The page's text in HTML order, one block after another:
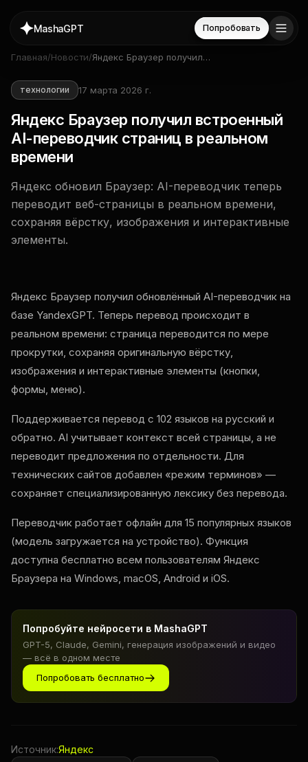
MashaGPT Попробовать
Главная/Новости/Яндекс Браузер получил
технологии 17 марта 2026 г.
Яндекс Браузер получил встроенный
AI-переводчик страниц в реальном
времени
Яндекс обновил Браузер: AI-переводчик теперь
переводит веб-страницы в реальном времени,
сохраняя вёрстку, изображения и интерактивные
элементы.
Яндекс Браузер получил обновлённый AI-переводчик на
базе YandexGPT. Теперь перевод происходит в
реальном времени: страница переводится по мере
прокрутки, сохраняя оригинальную вёрстку,
изображения и интерактивные элементы (кнопки,
формы, меню).
Поддерживается перевод с 102 языков на русский и
обратно. AI учитывает контекст всей страницы, а не
переводит предложения по отдельности. Для
технических сайтов добавлен «режим терминов» —
сохраняет специализированную лексику без перевода.
Переводчик работает офлайн для 15 популярных языков
(модель загружается на устройство). Функция
доступна бесплатно всем пользователям Яндекс
Браузера на Windows, macOS, Android и iOS.
Попробуйте нейросети в MashaGPT
GPT-5, Claude, Gemini, генерация изображений и видео
— всё в одном месте
Попробовать бесплатно
Источник:Яндекс